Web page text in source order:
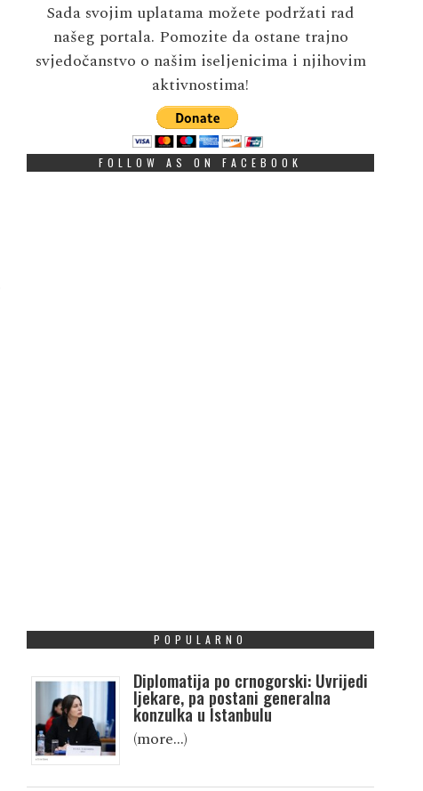
Sada svojim uplatama možete podržati rad
našeg portala. Pomozite da ostane trajno
svjedočanstvo o našim iseljenicima i njihovim
aktivnostima!
FOLLOW AS ON FACEBOOK
POPULARNO
Diplomatija po crnogorski: Uvrijedi
ljekare, pa postani generalna
konzulka u Istanbulu
(more…)